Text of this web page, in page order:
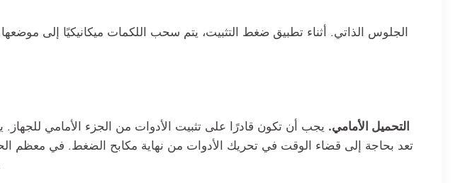
الجلوس الذاتي. أثناء تطبيق ضغط التثبيت، يتم سحب اللكمات ميكانيكيًا إلى
التحميل الأمامي. يجب أن تكون قادرًا على تثبيت الأدوات من الجزء الأمامي
تعد بحاجة إلى قضاء الوقت في تحريك الأدوات من نهاية مكابح الضغط. في معظم